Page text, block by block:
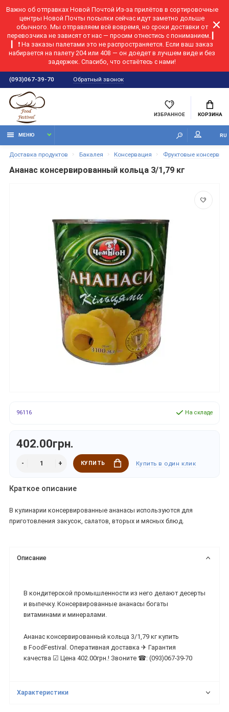
Важно об отправках Новой Почтой Из-за прилётов в сортировочные
центры Новой Почты посылки сейчас идут заметно дольше
обычного. Мы отправляем всё вовремя, но сроки доставки от
перевозчика не зависят от нас — просим отнестись с пониманием. ▎
▎ ❗ На заказы палетами это не распространяется. Если ваш заказ
набирается на палету 204 или 408 — он доедет в лучшем виде и без
задержек. Спасибо, что остаётесь с нами!
(093)067-39-70 Обратный звонок
ИЗБРАННОЕ КОРЗИНА
МЕНЮ RU
Доставка продуктов Бакалея Консервация Фруктовые консервы
Ананас консервированный кольца 3/1,79 кг
96116 На складе
402.00грн.
КУПИТЬ Купить в один клик
Краткое описание
В кулинарии консервированные ананасы используются для
приготовления закусок, салатов, вторых и мясных блюд.
Описание
В кондитерской промышленности из него делают десерты
и выпечку. Консервированные ананасы богаты
витаминами и минералами.
Ананас консервированный кольца 3/1,79 кг купить
в FoodFestival. Оперативная доставка ✈ Гарантия
качества ☑ Цена 402.00грн.! Звоните ☎: (093)067-39-70
Характеристики